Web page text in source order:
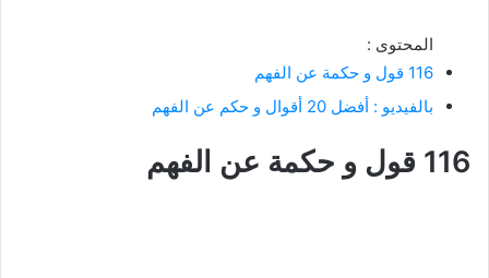
المحتوى :
116 قول و حكمة عن الفهم
بالفيديو : أفضل 20 أقوال و حكم عن الفهم
116 قول و حكمة عن الفهم